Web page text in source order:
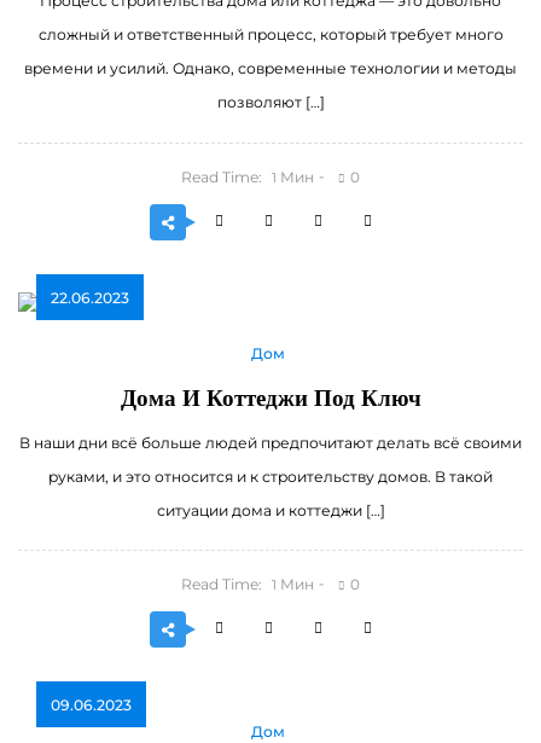
сложный и ответственный процесс, который требует много
времени и усилий. Однако, современные технологии и методы
позволяют […]
Read Time: 1 Мин 0
22.06.2023
Дом
Дома И Коттеджи Под Ключ
В наши дни всё больше людей предпочитают делать всё своими
руками, и это относится и к строительству домов. В такой
ситуации дома и коттеджи […]
Read Time: 1 Мин 0
09.06.2023
Дом